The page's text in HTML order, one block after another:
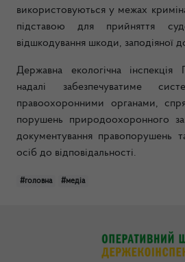
використовуються у межах
підставою для прийняття
відшкодування шкоди, заподіяної
Державна екологічна
надалі забезпечуватиме
правоохоронними органами,
порушень природоохоронного
документування правопорушень
осіб до відповідальності.
#головна #медіа